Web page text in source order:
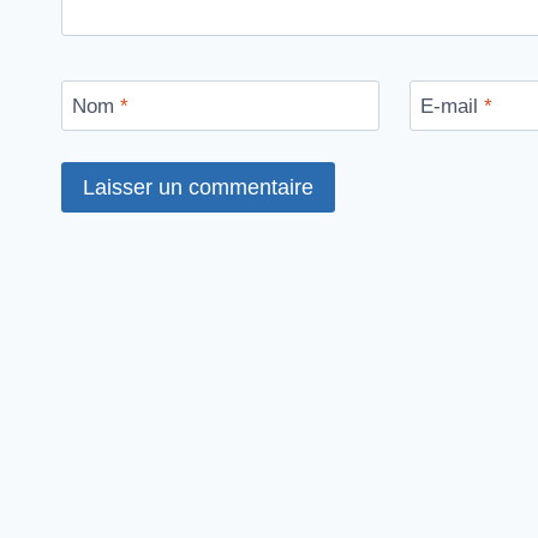
Nom * E-mail *